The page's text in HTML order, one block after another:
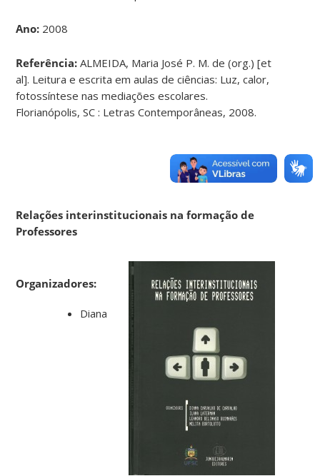
Ano: 2008
Referência: ALMEIDA, Maria José P. M. de (org.) [et
al]. Leitura e escrita em aulas de ciências: Luz, calor,
fotossíntese nas mediações escolares.
Florianópolis, SC : Letras Contemporâneas, 2008.
Relações interinstitucionais na formação de
Professores
Organizadores:
Diana